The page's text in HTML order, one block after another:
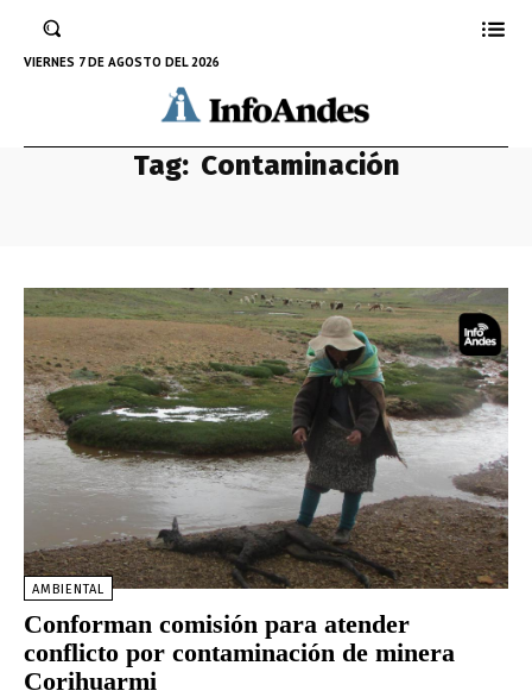
VIERNES 7 DE AGOSTO DEL 2026
Tag: Contaminación
AMBIENTAL
Conforman comisión para atender
conflicto por contaminación de minera
Corihuarmi